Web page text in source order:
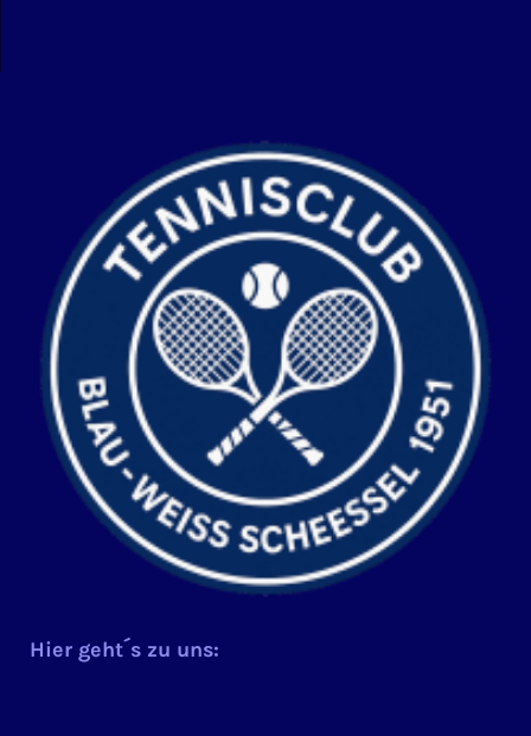
Hier geht´s zu uns: